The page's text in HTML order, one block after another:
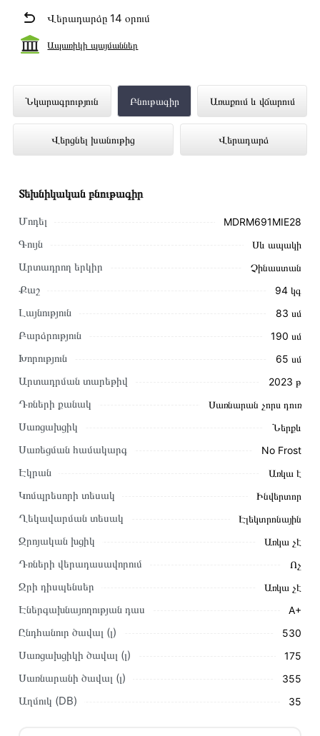
Վերադարձը 14 օրում
Ապառիկի պայմաններ
Նկարագրություն Բնութագիր Առաքում և վճարում
Վերցնել խանութից Վերադարձ
Սառնարան MIDEA MDRM691MIE28
ներկայացված է Technomix առցանց
խանութում լավագույն գնով 459 000 դրամ
Այս ապրանքը գնելու համար սեղմեք
«Ավելացնել
կոճակը:
Կարող եք նաև պատվիրել՝ զանգահարելով կայքում նշված
կոնտակտային համարներին։
Կայքում տվյալ ապրանքի՝ Սառնարան MIDEA
MDRM691MIE28 առաքման և վճարման պայմանները
Մեր պրոֆեսիոնալ մենեջերները կմշակեն պատվերը և
կկապվեն ձեզ հետ՝ համաձայնեցնելու առաքման
պայմանները։ Նախքան առցանց պատվեր տեղադրելը,
խորհուրդ ենք տալիս կարդալ նկարագրությունը,
Տվյալ ապրանքը սետիֆիկացված է և համպատասխանում է
կատարվում է 14 օրվա ընթացքում:
Տեխնիկական բնութագիր
Մոդել MDRM691MIE28
Գույն Սև ապակի
Արտադրող երկիր Չինաստան
Քաշ 94 կգ
Լայնություն 83 սմ
Բարձրություն 190 սմ
Խորություն 65 սմ
Արտադրման տարեթիվ 2023 թ
Դռների քանակ Սառնարան չորս դուռ
Սառցախցիկ Ներքև
Սառեցման համակարգ No Frost
Էկրան Առկա է
Կոմպրեսորի տեսակ Ինվերտոր
Ղեկավարման տեսակ Էլեկտրոնային
Զրոյական խցիկ Առկա չէ
Դռների վերադասավորում Ոչ
Ջրի դիսպենսեր Առկա չէ
Էներգախնայողության դաս A+
Ընդհանուր ծավալ (լ) 530
Սառցախցիկի ծավալ (լ) 175
Սառնարանի ծավալ (լ) 355
Աղմուկ (DB) 35